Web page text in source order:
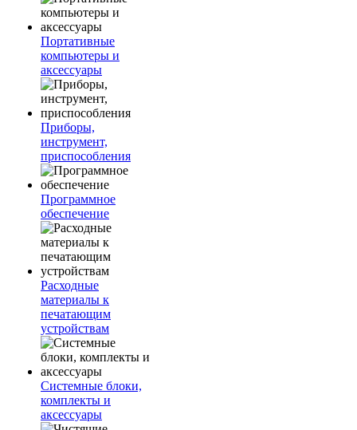
Портативные
компьютеры и
аксессуары
Приборы,
инструмент,
приспособления
Программное
обеспечение
Расходные
материалы к
печатающим
устройствам
Системные блоки,
комплекты и
аксессуары